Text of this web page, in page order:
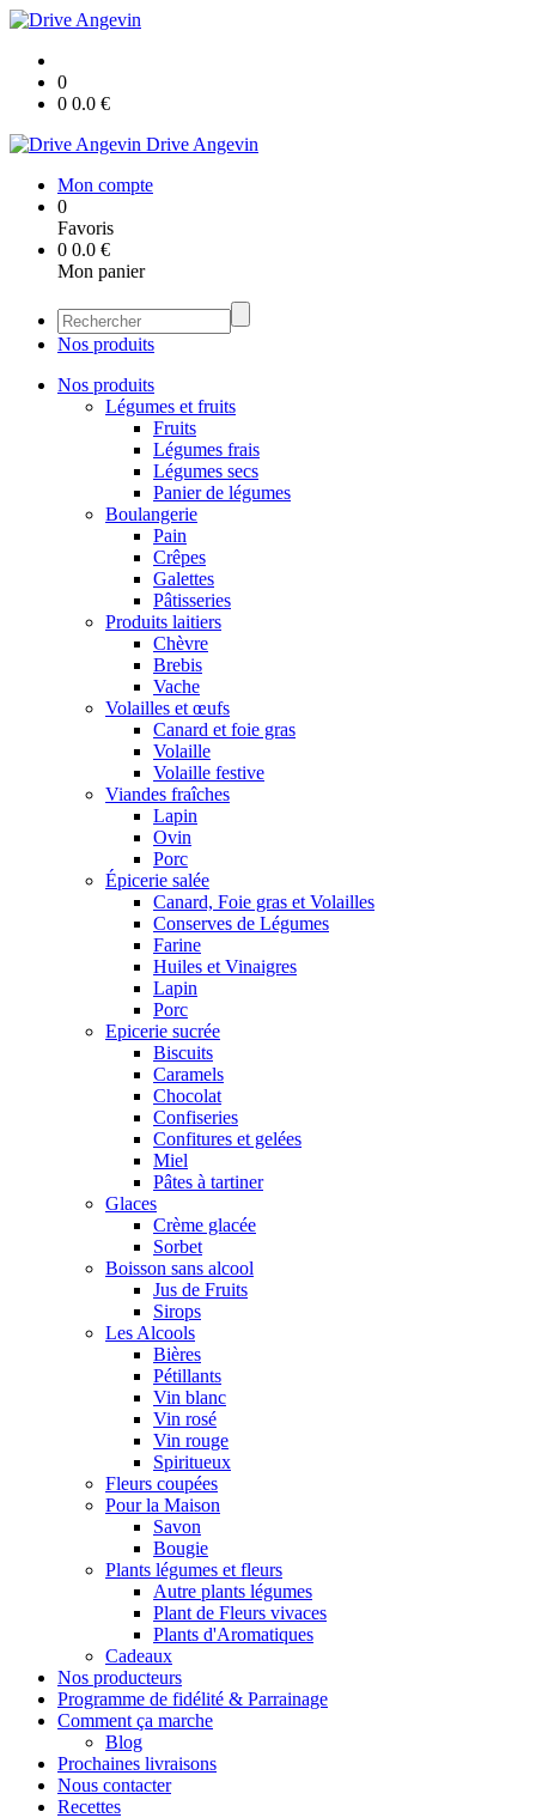
0
0 0.0 €
Drive Angevin
Mon compte
0
Favoris
0 0.0 €
Mon panier
Nos produits
Nos produits
Légumes et fruits
Fruits
Légumes frais
Légumes secs
Panier de légumes
Boulangerie
Pain
Crêpes
Galettes
Pâtisseries
Produits laitiers
Chèvre
Brebis
Vache
Volailles et œufs
Canard et foie gras
Volaille
Volaille festive
Viandes fraîches
Lapin
Ovin
Porc
Épicerie salée
Canard, Foie gras et Volailles
Conserves de Légumes
Farine
Huiles et Vinaigres
Lapin
Porc
Epicerie sucrée
Biscuits
Caramels
Chocolat
Confiseries
Confitures et gelées
Miel
Pâtes à tartiner
Glaces
Crème glacée
Sorbet
Boisson sans alcool
Jus de Fruits
Sirops
Les Alcools
Bières
Pétillants
Vin blanc
Vin rosé
Vin rouge
Spiritueux
Fleurs coupées
Pour la Maison
Savon
Bougie
Plants légumes et fleurs
Autre plants légumes
Plant de Fleurs vivaces
Plants d'Aromatiques
Cadeaux
Nos producteurs
Programme de fidélité & Parrainage
Comment ça marche
Blog
Prochaines livraisons
Nous contacter
Recettes